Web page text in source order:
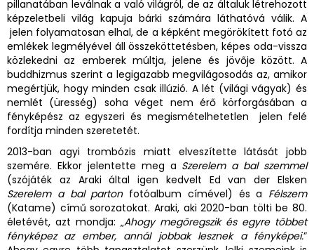
pillanatában leválnak a való világról, de az általuk létrehozott
képzeletbeli világ kapuja bárki számára láthatóvá válik. A
jelen folyamatosan elhal, de a képként megörökített fotó az
emlékek legmélyével áll összeköttetésben, képes oda-vissza
közlekedni az emberek múltja, jelene és jövője között. A
buddhizmus szerint a legigazabb megvilágosodás az, amikor
megértjük, hogy minden csak illúzió. A lét (világi vágyak) és
nemlét (üresség) soha véget nem érő körforgásában a
fényképész az egyszeri és megismételhetetlen jelen felé
fordítja minden szeretetét.
2013-ban agyi trombózis miatt elveszítette látását jobb
szemére. Ekkor jelentette meg a Szerelem a bal szemmel
(szójáték az Araki által igen kedvelt Ed van der Elsken
Szerelem a bal partonfotóalbum címével) és a Félszem
(Katame) című sorozatokat. Araki, aki 2020-ban tölti be 80.
életévét, azt mondja: „Ahogy megöregszik és egyre többet
fényképez az ember, annál jobbak lesznek a fényképei.”